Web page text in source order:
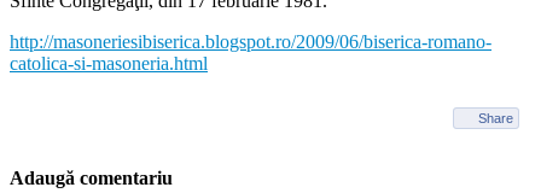
http://masoneriesibiserica.blogspot.ro/2009/06/biserica-romano-
catolica-si-masoneria.html
Share
Adaugă comentariu